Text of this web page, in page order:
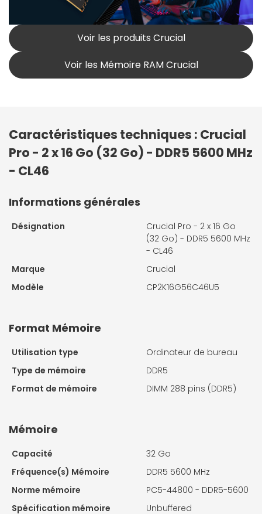
Voir les produits Crucial
Voir les Mémoire RAM Crucial
Caractéristiques techniques : Crucial
Pro - 2 x 16 Go (32 Go) - DDR5 5600 MHz
- CL46
Informations générales
Désignation
Crucial Pro - 2 x 16 Go
(32 Go) - DDR5 5600 MHz
- CL46
Marque
Crucial
Modèle
CP2K16G56C46U5
Format Mémoire
Utilisation type
Ordinateur de bureau
Type de mémoire
DDR5
Format de mémoire
DIMM 288 pins (DDR5)
Mémoire
Capacité
32 Go
Fréquence(s) Mémoire
DDR5 5600 MHz
Norme mémoire
PC5-44800 - DDR5-5600
Spécification mémoire
Unbuffered